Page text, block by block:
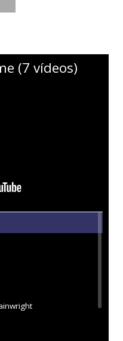
(7 vídeos)